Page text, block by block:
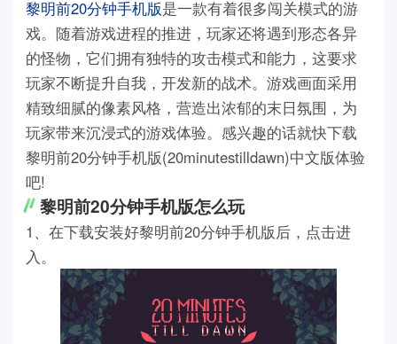
黎明前20分钟手机版是一款有着很多闯关模式的游
戏。随着游戏进程的推进，玩家还将遇到形态各异
的怪物，它们拥有独特的攻击模式和能力，这要求
玩家不断提升自我，开发新的战术。游戏画面采用
精致细腻的像素风格，营造出浓郁的末日氛围，为
玩家带来沉浸式的游戏体验。感兴趣的话就快下载
黎明前20分钟手机版(20minutestilldawn)中文版体验
吧!
黎明前20分钟手机版怎么玩
1、在下载安装好黎明前20分钟手机版后，点击进
入。